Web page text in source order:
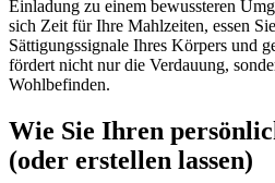
Einladung zu einem bewussteren
sich Zeit für Ihre Mahlzeiten, essen
Sättigungssignale Ihres Körpers und
fördert nicht nur die Verdauung,
Wohlbefinden.
Wie Sie Ihren
(oder erstellen lassen)